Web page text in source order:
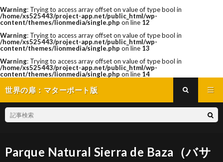
Warning: Trying to access array offset on value of type bool in
/home/xs525443/project-app.net/public_html/wp-
content/themes/lionmedia/single.php on line 12
Warning: Trying to access array offset on value of type bool in
/home/xs525443/project-app.net/public_html/wp-
content/themes/lionmedia/single.php on line 13
Warning: Trying to access array offset on value of type bool in
/home/xs525443/project-app.net/public_html/wp-
content/themes/lionmedia/single.php on line 14
世界の扉：マターポート版
Parque Natural Sierra de Baza（バサ